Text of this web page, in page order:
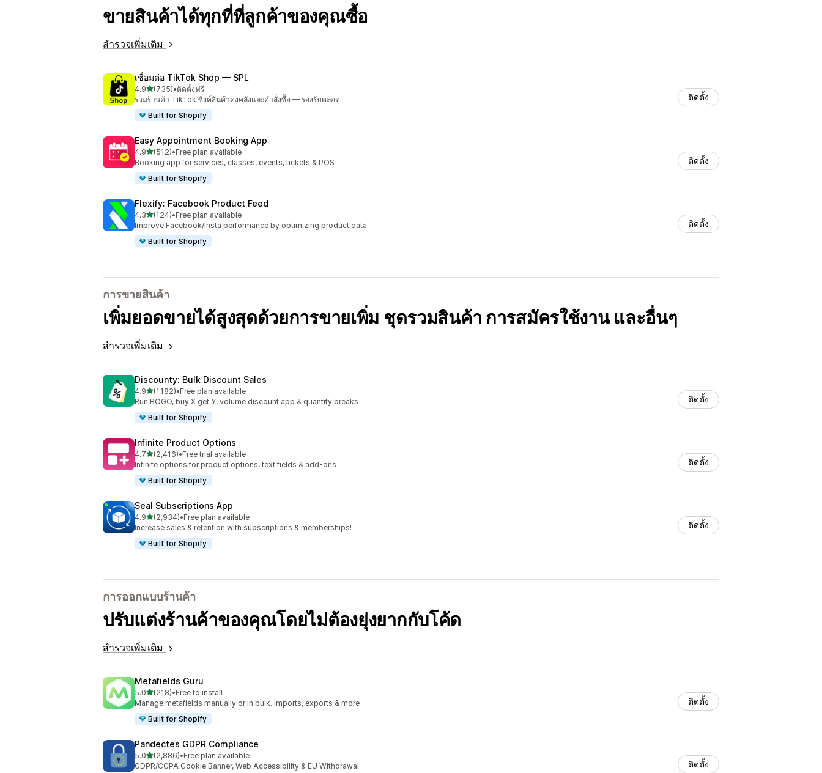
ขายสินค้าได้ทุกที่ที่ลูกค้าของคุณซื้อ
สำรวจเพิ่มเติม
เชื่อมต่อ TikTok Shop — SPL
4.9เต็ม 5 ดาว
(735)
ทั้งหมด 735 รีวิว
•ติดตั้งฟรี
รวมร้านค้า TikTok ซิงค์สินค้าคงคลังและคำสั่งซื้อ — รองรับตลอด
Built for Shopify
ติดตั้ง
Easy Appointment Booking App
4.9เต็ม 5 ดาว
(512)
ทั้งหมด 512 รีวิว
•Free plan available
Booking app for services, classes, events, tickets & POS
Built for Shopify
ติดตั้ง
Flexify: Facebook Product Feed
4.3เต็ม 5 ดาว
(124)
ทั้งหมด 124 รีวิว
•Free plan available
Improve Facebook/Insta performance by optimizing product data
Built for Shopify
ติดตั้ง
การขายสินค้า
เพิ่มยอดขายได้สูงสุดด้วยการขายเพิ่ม ชุดรวมสินค้า การสมัครใช้งาน และอื่นๆ
สำรวจเพิ่มเติม
Discounty: Bulk Discount Sales
4.9เต็ม 5 ดาว
(1,182)
ทั้งหมด 1182 รีวิว
•Free plan available
Run BOGO, buy X get Y, volume discount app & quantity breaks
Built for Shopify
ติดตั้ง
Infinite Product Options
4.7เต็ม 5 ดาว
(2,416)
ทั้งหมด 2416 รีวิว
•Free trial available
Infinite options for product options, text fields & add-ons
Built for Shopify
ติดตั้ง
Seal Subscriptions App
4.9เต็ม 5 ดาว
(2,934)
ทั้งหมด 2934 รีวิว
•Free plan available
Increase sales & retention with subscriptions & memberships!
Built for Shopify
ติดตั้ง
การออกแบบร้านค้า
ปรับแต่งร้านค้าของคุณโดยไม่ต้องยุ่งยากกับโค้ด
สำรวจเพิ่มเติม
Metafields Guru
5.0เต็ม 5 ดาว
(218)
ทั้งหมด 218 รีวิว
•Free to install
Manage metafields manually or in bulk. Imports, exports & more
Built for Shopify
ติดตั้ง
Pandectes GDPR Compliance
5.0เต็ม 5 ดาว
(2,886)
ทั้งหมด 2886 รีวิว
•Free plan available
GDPR/CCPA Cookie Banner, Web Accessibility & EU Withdrawal
ติดตั้ง